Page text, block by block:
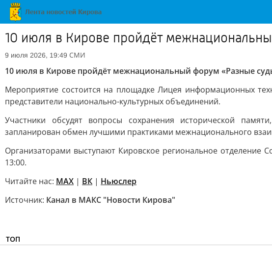
10 июля в Кирове пройдёт
9 июля 2026, 19:49 СМИ
10 июля в Кирове пройдёт межнациональный форум «Разные
Мероприятие состоится на площадке Лицея информационных
представители национально-культурных объединений.
Участники обсудят вопросы сохранения исторической
запланирован обмен лучшими практиками межнационального
Организаторами выступают Кировское региональное
13:00.
Читайте нас: MAX | ВК | Ньюслер
Источник: Канал в МАКС "Новости Кирова"
ТОП